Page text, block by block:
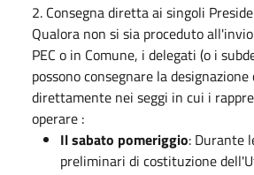
2. Consegna diretta ai singoli
Qualora non si sia proceduto
PEC o in Comune, i delegati (o i
possono consegnare la
direttamente nei seggi in cui i
operare :
Il sabato pomeriggio: Durante
preliminari di costituzione